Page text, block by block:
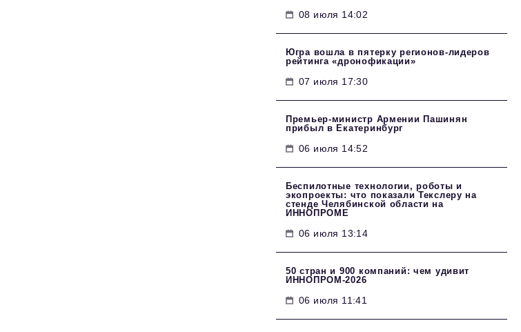
08 июля 14:02
Югра вошла в пятерку регионов-лидеров
рейтинга «дронофикации»
07 июля 17:30
Премьер-министр Армении Пашинян
прибыл в Екатеринбург
06 июля 14:52
Беспилотные технологии, роботы и
экопроекты: что показали Текслеру на
стенде Челябинской области на
ИННОПРОМЕ
06 июля 13:14
50 стран и 900 компаний: чем удивит
ИННОПРОМ‑2026
06 июля 11:41